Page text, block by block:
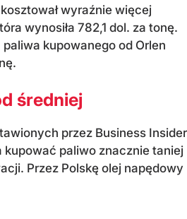
wyraźnie więcej
wynosiła 782,1 dol. za tonę.
paliwa kupowanego od Orlen
średniej
przez Business Insider
kupować paliwo znacznie taniej
Przez Polskę olej napędowy